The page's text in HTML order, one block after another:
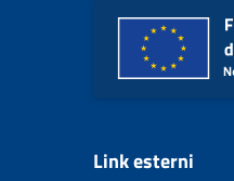
Link esterni